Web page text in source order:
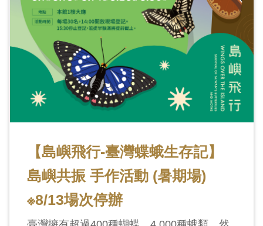
【島嶼飛行-臺灣蝶蛾生存記】
島嶼共振 手作活動 (暑期場)
※8/13場次停辦